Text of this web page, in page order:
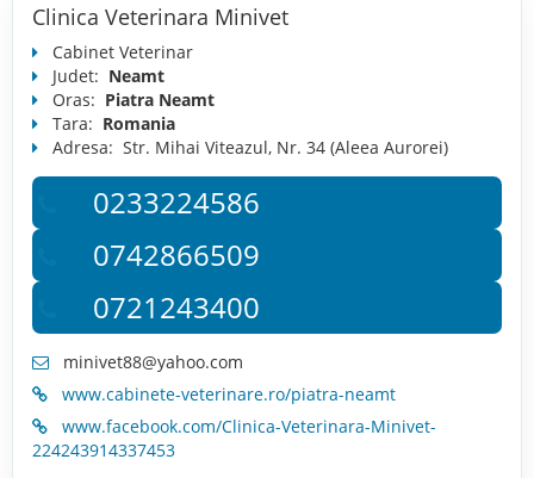
Clinica Veterinara Minivet
Cabinet Veterinar
Judet: Neamt
Oras: Piatra Neamt
Tara: Romania
Adresa: Str. Mihai Viteazul, Nr. 34 (Aleea Aurorei)
0233224586
0742866509
0721243400
minivet88@yahoo.com
www.cabinete-veterinare.ro/piatra-neamt
www.facebook.com/Clinica-Veterinara-Minivet-
224243914337453